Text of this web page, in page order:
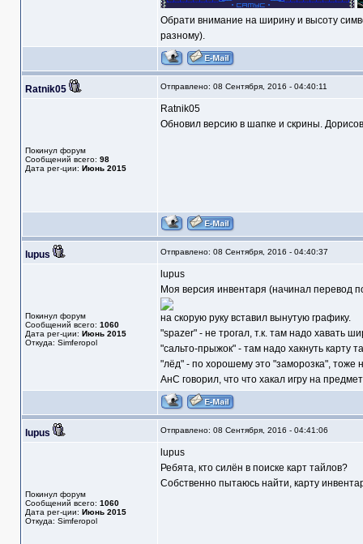
Обрати внимание на ширину и высоту
разному).
Ratnik05 Отправлено: 08 Сентября, 2016 - 04:40:11
Покинул форум
Сообщений всего: 98
Дата рег-ции: Июнь 2015
Ratnik05
Обновил версию в шапке и скрины.
lupus Отправлено: 08 Сентября, 2016 - 04:40:37
Покинул форум
Сообщений всего: 1060
Дата рег-ции: Июнь 2015
Откуда: Simferopol
lupus
Моя версия инвентаря (начинал перевод
на скорую руку вставил вынутую графику.
"spazer" - не трогал, т.к. там надо хавать
"сальто-прыжок" - там надо хакнуть карту
"лёд" - по хорошему это "заморозка", тоже
АнС говорил, что что хакал игру на
lupus Отправлено: 08 Сентября, 2016 - 04:41:06
Покинул форум
Сообщений всего: 1060
Дата рег-ции: Июнь 2015
Откуда: Simferopol
lupus
Ребята, кто силён в поиске карт тайлов?
Собственно пытаюсь найти, карту